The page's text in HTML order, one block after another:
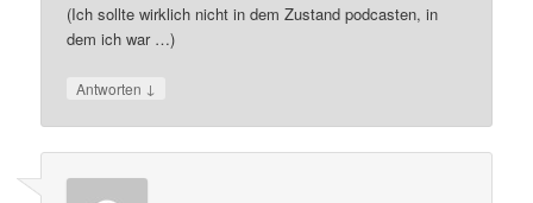
(Ich sollte wirklich nicht in dem Zustand podcasten, in
dem ich war …)
Antworten ↓